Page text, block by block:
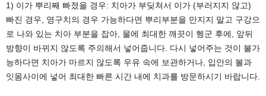
1) 이가 뿌리째 빠졌을 경우: 치아가 부딪쳐서 이가 (부러지지 않고)
빠진 경우, 영구치의 경우 가능하다면 뿌리부분을 만지지 말고 구강으
로 나와 있는 치아 부분을 잡아, 물에 최대한 깨끗이 헹군 후에, 앞뒤
방향이 바뀌지 않도록 주의해서 넣어줍니다. 다시 넣어주는 것이 불가
능하다면 치아가 마르지 않도록 우유 속에 보관하거나, 입안의 볼과
잇몸사이에 넣어 최대한 빠른 시간 내에 치과를 방문하시기 바랍니다.